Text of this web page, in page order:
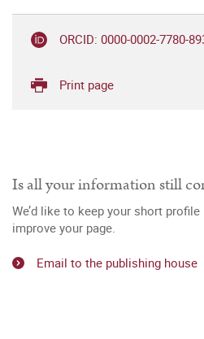
ORCID: 0000-0002-7780-
Print page
Is all your information still
We’d like to keep your short
improve your page.
Email to the publishing house